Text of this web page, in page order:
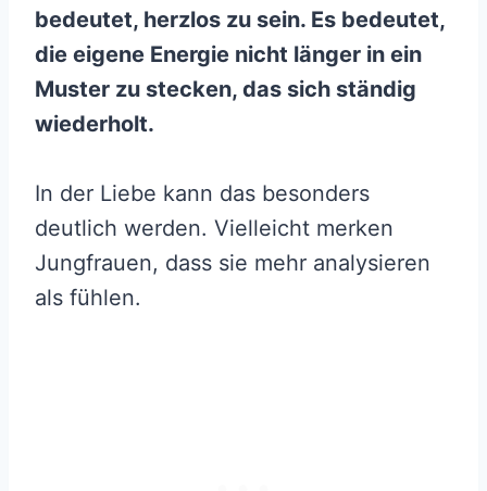
bedeutet, herzlos zu sein. Es bedeutet,
die eigene Energie nicht länger in ein
Muster zu stecken, das sich ständig
wiederholt.
In der Liebe kann das besonders
deutlich werden. Vielleicht merken
Jungfrauen, dass sie mehr analysieren
als fühlen.